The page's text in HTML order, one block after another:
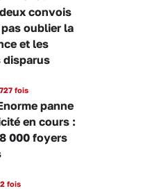
convois
oublier la
et les
disparus
fois
panne
en cours :
000 foyers
fois